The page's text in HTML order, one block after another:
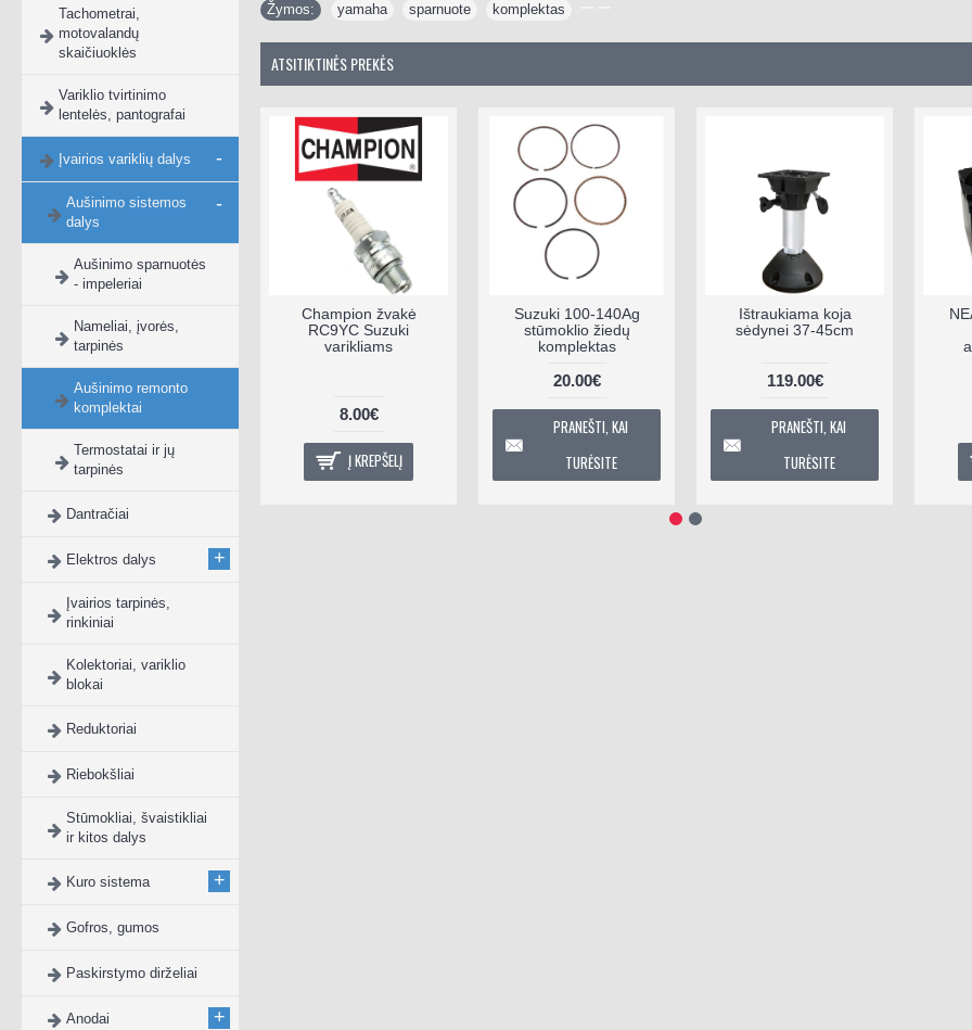
Tachometrai,
motovalandų
skaičiuoklės
Variklio tvirtinimo
lentelės, pantografai
Įvairios variklių dalys -
Aušinimo sistemos
dalys
-
Aušinimo sparnuotės
- impeleriai
Nameliai, įvorės,
tarpinės
Aušinimo remonto
komplektai
Termostatai ir jų
tarpinės
Dantračiai
Elektros dalys +
Įvairios tarpinės,
rinkiniai
Kolektoriai, variklio
blokai
Reduktoriai
Riebokšliai
Stūmokliai, švaistikliai
ir kitos dalys
Kuro sistema +
Gofros, gumos
Paskirstymo dirželiai
Anodai +
Žymos: yamaha sparnuote komplektas
ATSITIKTINĖS PREKĖS
Champion žvakė
RC9YC Suzuki
varikliams
8.00€
Į KREPŠELĮ
Suzuki 100-140Ag
stūmoklio žiedų
komplektas
20.00€
PRANEŠTI, KAI
TURĖSITE
Ištraukiama koja
sėdynei 37-45cm
119.00€
PRANEŠTI, KAI
TURĖSITE